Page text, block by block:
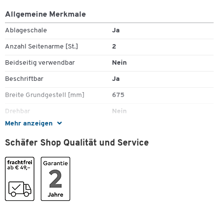
Mehr anzeigen
Allgemeine Merkmale
Ablageschale Ja
Anzahl Seitenarme [St.] 2
Beidseitig verwendbar Nein
Beschriftbar Ja
Breite Grundgestell [mm] 675
Drehbar Nein
Erweiterbar
Fahrbar Nein
Feststellbare Rollen
Gesamthöhe [mm]
Schäfer Shop Qualität und Service